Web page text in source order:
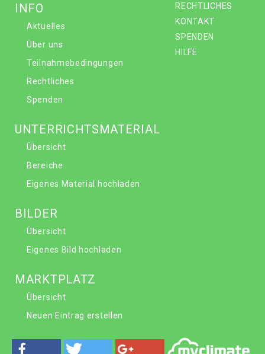
RECHTLICHES
KONTAKT
SPENDEN
HILFE
INFO
Aktuelles
Über uns
Teilnahmebedingungen
Rechtliches
Spenden
UNTERRICHTSMATERIAL
Übersicht
Bereiche
Eigenes Material hochladen
BILDER
Übersicht
Eigenes Bild hochladen
MARKTPLATZ
Übersicht
Neuen Eintrag erstellen